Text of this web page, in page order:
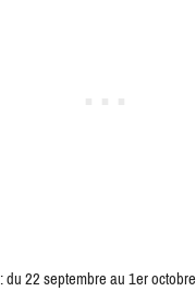
: du 22 septembre au 1er octobre